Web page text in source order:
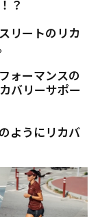
？
リートのリカ
ォーマンスの
バリーサポー
ようにリカバ